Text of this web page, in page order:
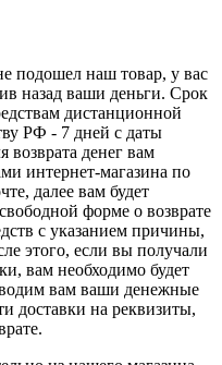
подошел наш товар, у вас
назад ваши деньги. Срок
дистанционной
РФ - 7 дней с даты
возврата денег вам
интернет-магазина по
далее вам будет
форме о возврате
с указанием причины,
этого, если вы получали
вам необходимо будет
вам ваши денежные
доставки на реквизиты,